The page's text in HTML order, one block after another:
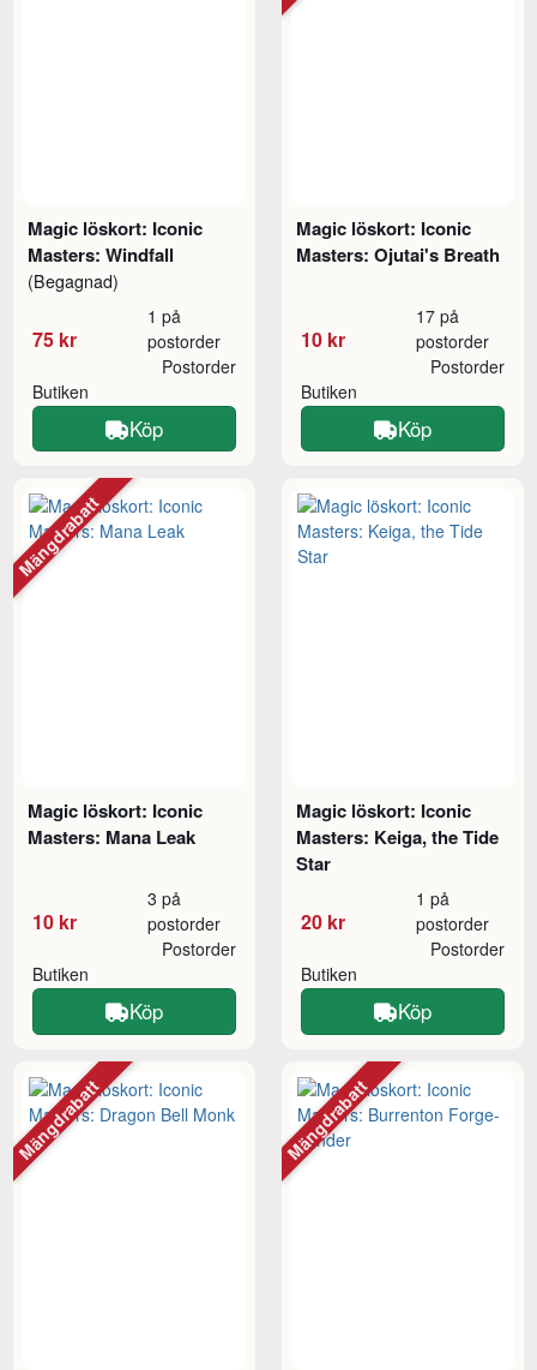
Magic löskort: Iconic
Masters: Windfall
(Begagnad)
75 kr
1 på
postorder
Butiken
Postorder
Köp
Magic löskort: Iconic
Masters: Ojutai's Breath
10 kr
17 på
postorder
Butiken
Postorder
Köp
Magic löskort: Iconic
Masters: Mana Leak
10 kr
3 på
postorder
Butiken
Postorder
Köp
Mängdrabatt
Magic löskort: Iconic
Masters: Keiga, the Tide
Star
20 kr
1 på
postorder
Butiken
Postorder
Köp
Mängdrabatt Mängdrabatt